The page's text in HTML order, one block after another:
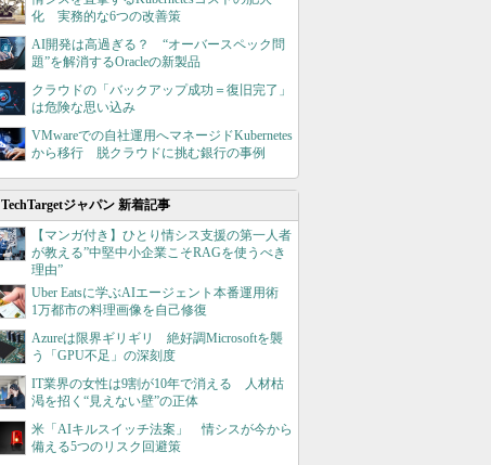
化 実務的な6つの改善策
AI開発は高過ぎる？ “オーバースペック問
題”を解消するOracleの新製品
クラウドの「バックアップ成功＝復旧完了」
は危険な思い込み
VMwareでの自社運用へマネージドKubernetes
から移行 脱クラウドに挑む銀行の事例
TechTargetジャパン 新着記事
【マンガ付き】ひとり情シス支援の第一人者
が教える”中堅中小企業こそRAGを使うべき
理由”
Uber Eatsに学ぶAIエージェント本番運用術
1万都市の料理画像を自己修復
Azureは限界ギリギリ 絶好調Microsoftを襲
う「GPU不足」の深刻度
IT業界の女性は9割が10年で消える 人材枯
渇を招く“見えない壁”の正体
米「AIキルスイッチ法案」 情シスが今から
備える5つのリスク回避策